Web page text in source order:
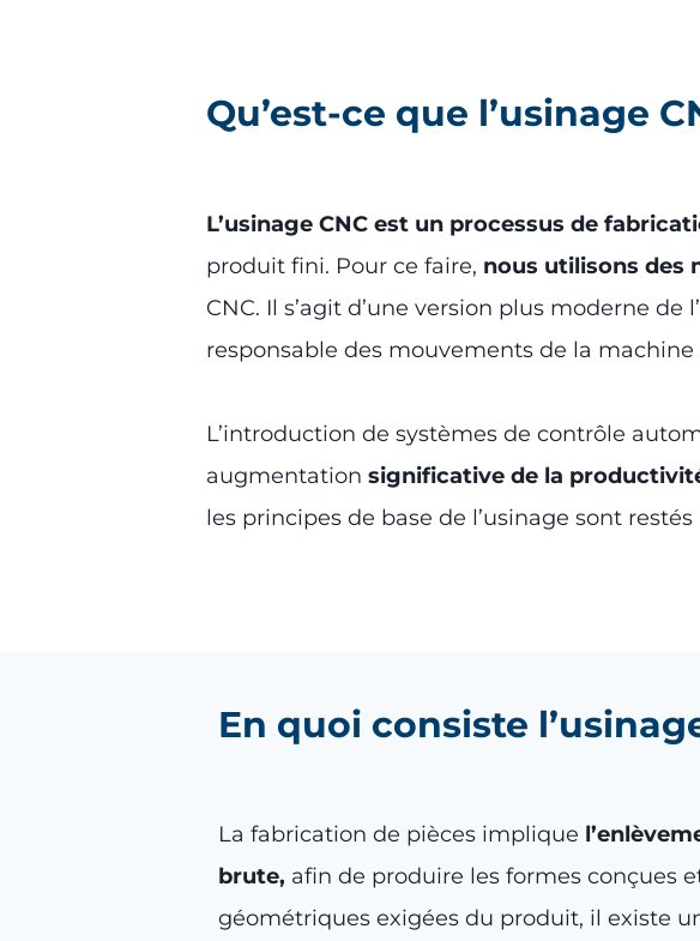
Qu’est-ce que l’usinage
L’usinage CNC est un processus de
produit fini. Pour ce faire, nous utilisons des
CNC. Il s’agit d’une version plus moderne
responsable des mouvements de la machine
L’introduction de systèmes de contrôle
augmentation significative de la
les principes de base de l’usinage sont
En quoi consiste
La fabrication de pièces implique
brute, afin de produire les formes conçues
géométriques exigées du produit, il existe